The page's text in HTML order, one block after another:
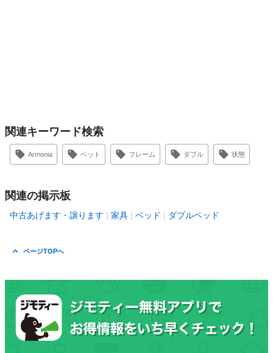
関連キーワード検索
Armonia ベット フレーム ダブル 状態
関連の掲示板
中古あげます・譲ります 家具 ベッド ダブルベッド
ページTOPへ